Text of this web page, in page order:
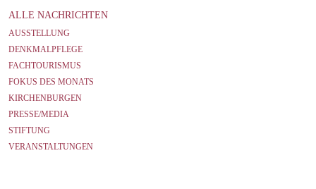
ALLE NACHRICHTEN
AUSSTELLUNG
DENKMALPFLEGE
FACHTOURISMUS
FOKUS DES MONATS
KIRCHENBURGEN
PRESSE/MEDIA
STIFTUNG
VERANSTALTUNGEN